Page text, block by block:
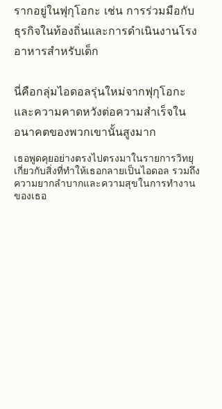
รากอยู่ในฟุกุโอกะ เช่น การร่วมมือกับ
ธุรกิจในท้องถิ่นและการดำเนินงานโรง
อาหารสำหรับเด็ก
นี่คือกลุ่มไอดอลรุ่นใหม่จากฟุกุโอกะ
และความคาดหวังต่อความสำเร็จใน
อนาคตของพวกเขานั้นสูงมาก
เธอพูดคุยอย่างตรงไปตรงมาในรายการวิทยุ
เกี่ยวกับสิ่งที่ทำให้เธอกลายเป็นไอดอล รวมถึง
ความยากลำบากและความสุขในการทำงาน
ของเธอ